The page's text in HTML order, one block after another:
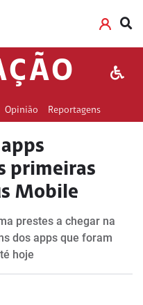
Opinião Reportagens
primeiras
Mobile
prestes a chegar na
dos apps que foram
hoje